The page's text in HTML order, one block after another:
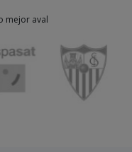
mejor aval